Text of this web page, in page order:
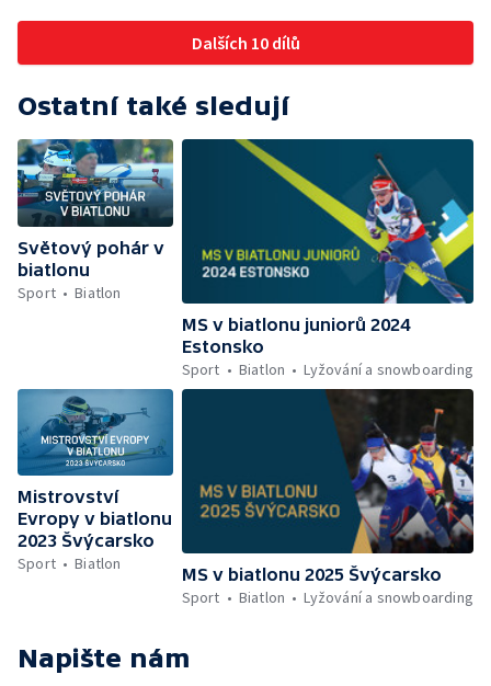
Dalších 10 dílů
Ostatní také sledují
Světový pohár v
biatlonu
Sport
Biatlon
MS v biatlonu juniorů 2024
Estonsko
Sport
Biatlon Lyžování a snowboarding
Mistrovství
Evropy v biatlonu
2023 Švýcarsko
Sport
Biatlon
MS v biatlonu 2025 Švýcarsko
Sport
Biatlon Lyžování a snowboarding
Napište nám